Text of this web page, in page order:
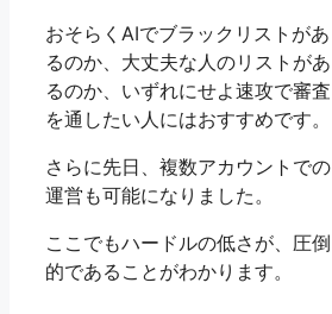
おそらくAIでブラックリストがあ
るのか、大丈夫な人のリストがあ
るのか、いずれにせよ速攻で審査
を通したい人にはおすすめです。
さらに先日、複数アカウントでの
運営も可能になりました。
ここでもハードルの低さが、圧倒
的であることがわかります。